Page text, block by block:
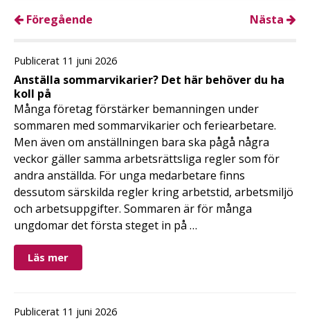
Föregående Nästa
Publicerat 11 juni 2026
Anställa sommarvikarier? Det här behöver du ha
koll på
Många företag förstärker bemanningen under
sommaren med sommarvikarier och feriearbetare.
Men även om anställningen bara ska pågå några
veckor gäller samma arbetsrättsliga regler som för
andra anställda. För unga medarbetare finns
dessutom särskilda regler kring arbetstid, arbetsmiljö
och arbetsuppgifter. Sommaren är för många
ungdomar det första steget in på …
Läs mer
Publicerat 11 juni 2026